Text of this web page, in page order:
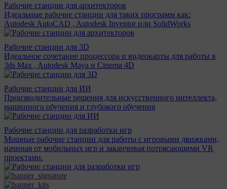
Рабочие станции для архитекторов
Идеальные рабочие станции для таких программ как:
Autodesk AutoCAD , Autodesk Inventor или SolidWorks
Рабочие станции для 3D
Идеальное сочетание процессора и видеокарты для работы в
3ds Max , Autodesk Maya и Cinema 4D
Рабочие станции для ИИ
Производительные решения для искусственного интеллекта,
машинного обучения и глубокого обучения
Рабочие станции для разработки игр
Мощные рабочие станции для работы с игровыми движками,
начиная от мобильных игр и заканчивая потрясающими VR
проектами.